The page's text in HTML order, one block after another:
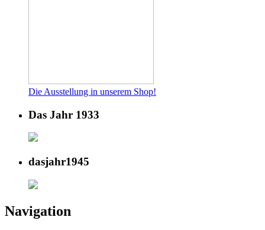
Die Ausstellung in unserem Shop!
Das Jahr 1933
dasjahr1945
Navigation